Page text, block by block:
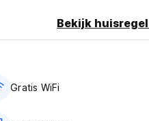
Bekijk
Gratis WiFi